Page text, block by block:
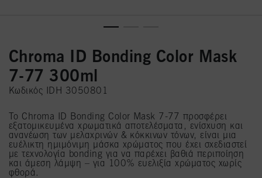
Chroma ID Bonding Color Mask
7-77 300ml
Κωδικός IDH 3050801
Το Chroma ID Bonding Color Mask 7-77 προσφέρει
εξατομικευμένα χρωματικά αποτελέσματα, ενίσχυση και
ανανέωση των μελαχρινών & κόκκινων τόνων, είναι μια
ευέλικτη ημιμόνιμη μάσκα χρώματος που έχει σχεδιαστεί
με τεχνολογία bonding για να παρέχει βαθιά περιποίηση
και άμεση λάμψη – για 100% ευελιξία χρώματος χωρίς
φθορά.